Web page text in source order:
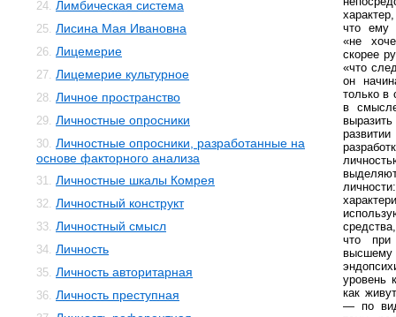
24. Лимбическая система
25. Лисина Мая Ивановна
26. Лицемерие
27. Лицемерие культурное
28. Личное пространство
29. Личностные опросники
30. Личностные опросники, разработанные на
основе факторного анализа
31. Личностные шкалы Комрея
32. Личностный конструкт
33. Личностный смысл
34. Личность
35. Личность авторитарная
36. Личность преступная
что ему
«не
скорее
«что
он
только в
в
что при
уровень
как
— по